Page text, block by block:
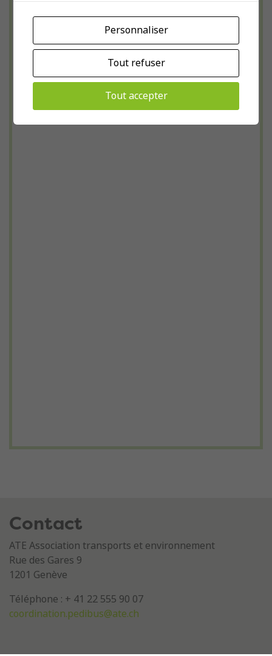
Contact
ATE Association transports et environnement
Rue des Gares 9
1201 Genève
Téléphone : + 41 22 555 90 07
coordination.pedibus@ate.ch
Personnaliser
Tout refuser
Tout accepter